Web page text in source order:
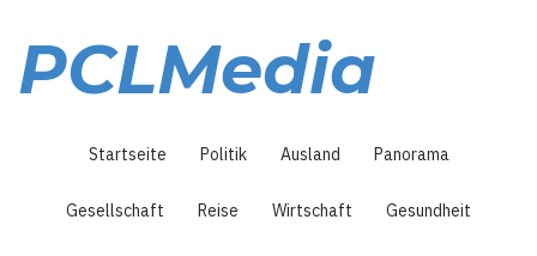
Inhalt
PCLMedia
Startseite Politik Ausland Panorama
Gesellschaft Reise Wirtschaft Gesundheit